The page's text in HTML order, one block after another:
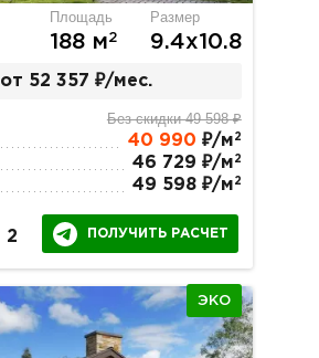
Площадь
188 м2
Размер
9.4х10.8
от 52 357 ₽/мес.
Без скидки 49 598 ₽
40 990 ₽/м 2
46 729 ₽/м 2
49 598 ₽/м 2
2 ПОЛУЧИТЬ РАСЧЕТ
ЭКО